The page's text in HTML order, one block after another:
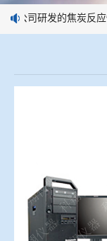
烧结/球团优化配矿研
高炉配吹煤检测设备
矿石、焦炭物理检测
工业分析、测硫仪等
技术交流
标准下载
我公司研发的焦炭反